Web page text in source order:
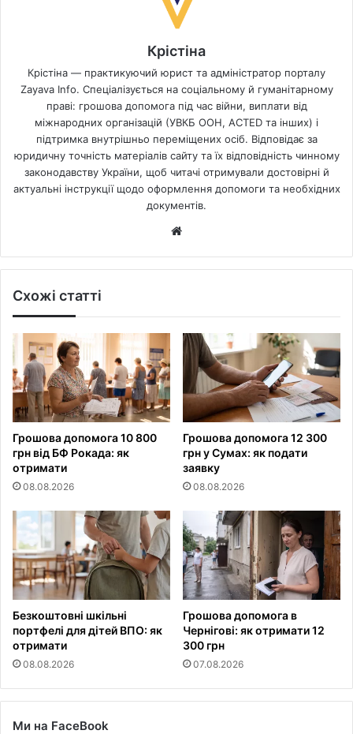
Крістіна
Крістіна — практикуючий юрист та адміністратор порталу
Zayava Info. Спеціалізується на соціальному й гуманітарному
праві: грошова допомога під час війни, виплати від
міжнародних організацій (УВКБ ООН, ACTED та інших) і
підтримка внутрішньо переміщених осіб. Відповідає за
юридичну точність матеріалів сайту та їх відповідність чинному
законодавству України, щоб читачі отримували достовірні й
актуальні інструкції щодо оформлення допомоги та необхідних
документів.
Схожі статті
Грошова допомога 10 800
грн від БФ Рокада: як
отримати
08.08.2026
Грошова допомога 12 300
грн у Сумах: як подати
заявку
08.08.2026
Безкоштовні шкільні
портфелі для дітей ВПО: як
отримати
08.08.2026
Грошова допомога в
Чернігові: як отримати 12
300 грн
07.08.2026
Ми на FaceBook